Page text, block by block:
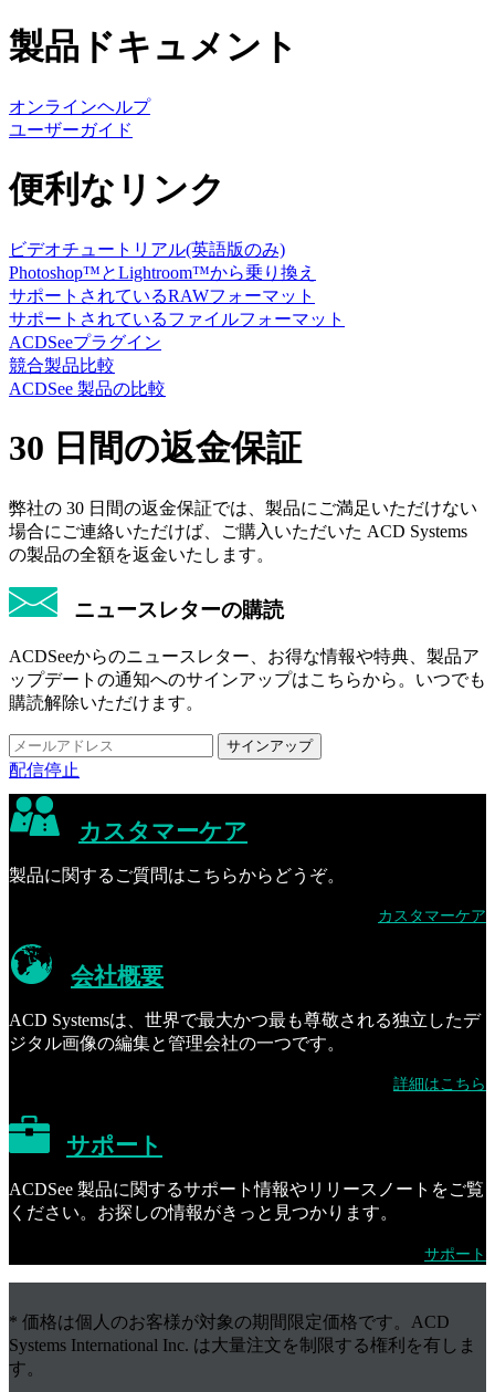
製品ドキュメント
オンラインヘルプ
ユーザーガイド
便利なリンク
ビデオチュートリアル(英語版のみ)
Photoshop™とLightroom™から乗り換え
サポートされているRAWフォーマット
サポートされているファイルフォーマット
ACDSeeプラグイン
競合製品比較
ACDSee 製品の比較
30 日間の返金保証
弊社の 30 日間の返金保証では、製品にご満足いただけない
場合にご連絡いただけば、ご購入いただいた ACD Systems
の製品の全額を返金いたします。
ニュースレターの購読
ACDSeeからのニュースレター、お得な情報や特典、製品ア
ップデートの通知へのサインアップはこちらから。いつでも
購読解除いただけます。
配信停止
カスタマーケア
製品に関するご質問はこちらからどうぞ。
カスタマーケア
会社概要
ACD Systemsは、世界で最大かつ最も尊敬される独立したデ
ジタル画像の編集と管理会社の一つです。
詳細はこちら
サポート
ACDSee 製品に関するサポート情報やリリースノートをご覧
ください。お探しの情報がきっと見つかります。
サポート
* 価格は個人のお客様が対象の期間限定価格です。ACD
Systems International Inc. は大量注文を制限する権利を有しま
す。